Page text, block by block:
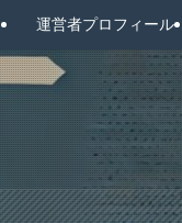
運営者プロフィール